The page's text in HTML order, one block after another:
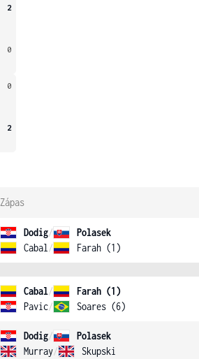
2
0
0
2
Zápas
Dodig/
Polasek
Cabal / Farah (1)
Cabal/
Farah (1)
Pavic/ Soares (6)
Dodig/
Polasek
Murray/ Skupski